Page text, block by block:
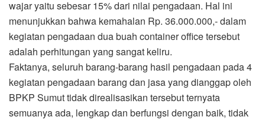
wajar yaitu sebesar 15% dari nilai pengadaan. Hal ini
menunjukkan bahwa kemahalan Rp. 36.000.000,- dalam
kegiatan pengadaan dua buah container office tersebut
adalah perhitungan yang sangat keliru.
Faktanya, seluruh barang-barang hasil pengadaan pada 4
kegiatan pengadaan barang dan jasa yang dianggap oleh
BPKP Sumut tidak direalisasikan tersebut ternyata
semuanya ada, lengkap dan berfungsi dengan baik, tidak